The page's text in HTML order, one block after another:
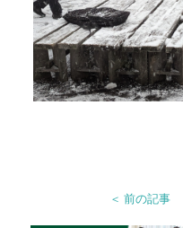
＜ 前の記事